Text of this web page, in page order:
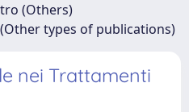
(Others)
types of publications)
nei Trattamenti